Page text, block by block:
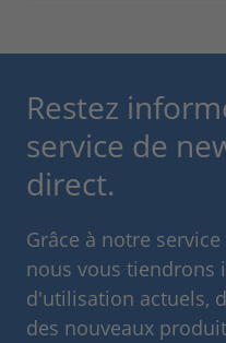
Restez
service de
direct.
Grâce à notre service
nous vous tiendrons
d'utilisation actuels,
des nouveaux